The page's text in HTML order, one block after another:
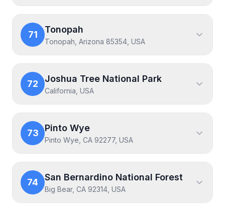
71 Tonopah
Tonopah, Arizona 85354, USA
72 Joshua Tree National Park
California, USA
73 Pinto Wye
Pinto Wye, CA 92277, USA
74 San Bernardino National Forest
Big Bear, CA 92314, USA